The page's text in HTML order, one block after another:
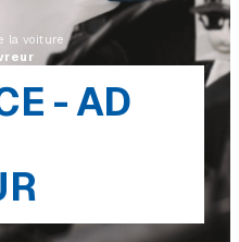
la voiture
- AD